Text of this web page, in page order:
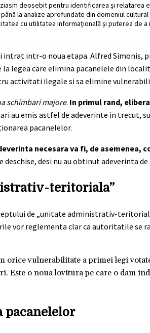
deosebit pentru identificarea și relatarea
la analize aprofundate din domeniul
cu utilitatea informațională și puterea de a
intr-o noua etapa. Alfred Simonis,
legea care elimina pacanelele din
activitati ilegale si sa elimine
schimbari majore. In primul rand,
au emis astfel de adeverinte in trecut,
pacanelelor.
necesara va fi, de asemenea,
desi nu au obtinut adeverinta
teritoriala”
de „unitate administrativ-
vor reglementa clar ca autoritatile se
orice vulnerabilitate a primei legi
Este o noua lovitura pe care o dam
pacanelelor